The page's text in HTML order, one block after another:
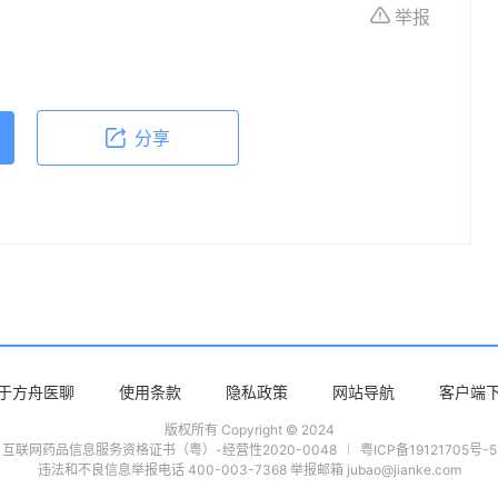
本文内容采取的任何行动，本文作者、出版方
举报
分享
方舟医聊 使用条款 隐私政策 网站导航 客户端
版权所有 Copyright © 2024
互联网药品信息服务资格证书（粤）-经营性2020-0048
粤ICP备19121705号-5
违法和不良信息举报电话 400-003-7368 举报邮箱 jubao@jianke.com